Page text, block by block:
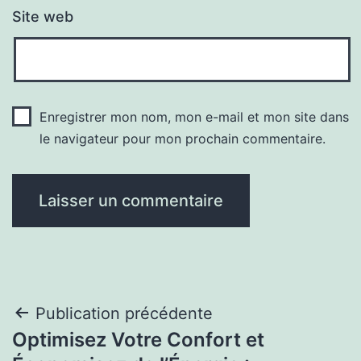
Site web
Enregistrer mon nom, mon e-mail et mon site dans
le navigateur pour mon prochain commentaire.
Navigation
Publication précédente
Optimisez Votre Confort et